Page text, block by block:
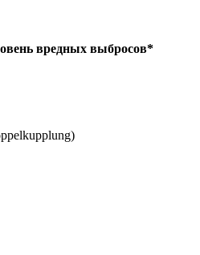
вредных выбросов*